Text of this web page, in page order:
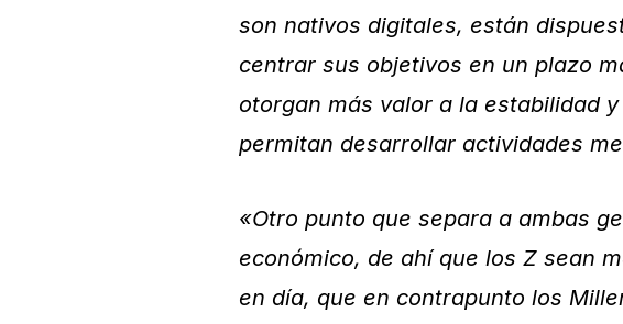
son nativos digitales, están
centrar sus objetivos en un plazo
otorgan más valor a la estabilidad
permitan desarrollar actividades
«Otro punto que separa a ambas
económico, de ahí que los Z sean
en día, que en contrapunto los